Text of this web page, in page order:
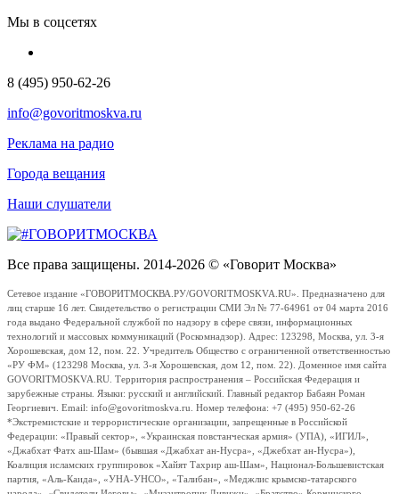
Мы в соцсетях
8 (495) 950-62-26
info@govoritmoskva.ru
Реклама на радио
Города вещания
Наши слушатели
Все права защищены. 2014-2026 © «Говорит Москва»
Сетевое издание «ГОВОРИТМОСКВА.РУ/GOVORITMOSKVA.RU». Предназначено для
лиц старше 16 лет. Свидетельство о регистрации СМИ Эл № 77-64961 от 04 марта 2016
года выдано Федеральной службой по надзору в сфере связи, информационных
технологий и массовых коммуникаций (Роскомнадзор). Адрес: 123298, Москва, ул. 3-я
Хорошевская, дом 12, пом. 22. Учредитель Общество с ограниченной ответственностью
«РУ ФМ» (123298 Москва, ул. 3-я Хорошевская, дом 12, пом. 22). Доменное имя сайта
GOVORITMOSKVA.RU. Территория распространения – Российская Федерация и
зарубежные страны. Языки: русский и английский. Главный редактор Бабаян Роман
Георгиевич. Email: info@govoritmoskva.ru. Номер телефона: +7 (495) 950-62-26
*Экстремистские и террористические организации, запрещенные в Российской
Федерации: «Правый сектор», «Украинская повстанческая армия» (УПА), «ИГИЛ»,
«Джабхат Фатх аш-Шам» (бывшая «Джабхат ан-Нусра», «Джебхат ан-Нусра»),
Коалиция исламских группировок «Хайят Тахрир аш-Шам», Национал-Большевистская
партия, «Аль-Каида», «УНА-УНСО», «Талибан», «Меджлис крымско-татарского